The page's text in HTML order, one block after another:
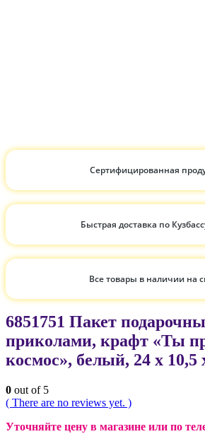
Сертифицированная
Быстрая доставка по
Все товары в наличии на
6851751 Пакет
приколами, крафт «Ты
космос», белый, 24 х 10,5
0 out of 5
( There are no reviews yet. )
Уточняйте цену в магазине или по